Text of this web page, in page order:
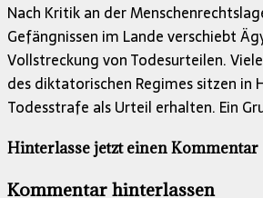
Nach Kritik an der
Gefängnissen im Lande verschiebt
Vollstreckung von Todesurteilen.
des diktatorischen Regimes sitzen in
Todesstrafe als Urteil erhalten. Ein
Hinterlasse jetzt einen Kommentar
Kommentar hinterlassen